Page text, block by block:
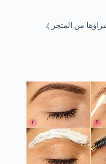
من المتجر ).